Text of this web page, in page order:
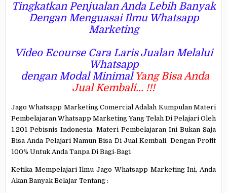
Tingkatkan Penjualan Anda Lebih Banyak
Dengan Menguasai Ilmu Whatsapp
Marketing
Video EcourseCara Laris Jualan Melalui
Whatsapp
dengan Modal Minimal YangBisa Anda
Jual Kembali... !!!
Jago Whatsapp Marketing Comercial Adalah Kumpulan Materi
Pembelajaran Whatsapp Marketing Yang Telah Di Pelajari Oleh
1.201 Pebisnis Indonesia. Materi Pembelajaran Ini Bukan Saja
Bisa Anda Pelajari Namun Bisa Di Jual Kembali. Dengan Profit
100% Untuk Anda Tanpa Di Bagi-Bagi
Ketika Mempelajari Ilmu Jago Whatsapp Marketing Ini, Anda
Akan Banyak Belajar Tentang :